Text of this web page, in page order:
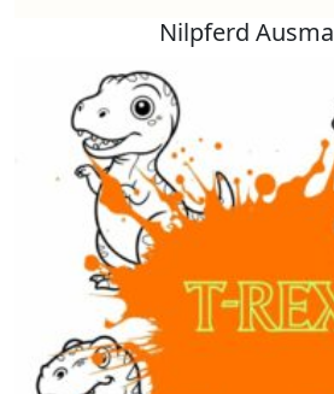
Nilpferd